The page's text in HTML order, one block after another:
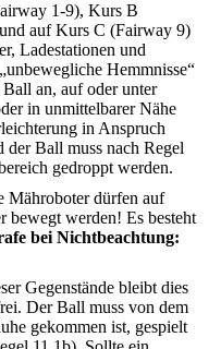
1-9), Kurs B
auf Kurs C (Fairway 9)
Ladestationen und
Hemmnisse“
an, auf oder unter
in unmittelbarer Nähe
in Anspruch
der Ball muss nach Regel
gedroppt werden.
dürfen auf
bewegt werden! Es besteht
bei Nichtbeachtung:
Gegenstände bleibt dies
Der Ball muss von dem
gekommen ist, gespielt